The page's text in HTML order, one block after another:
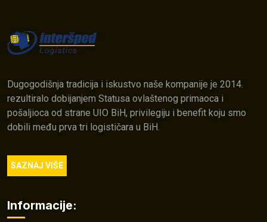
Dugogodišnja tradicija i iskustvo naše kompanije je 2014.
rezultiralo dobijanjem Statusa ovlaštenog primaoca i
pošaljioca od strane UIO BiH, privilegiju i benefit koju smo
dobili među prva tri logističara u BiH.
SAZNAJ VIŠE
Informacije: